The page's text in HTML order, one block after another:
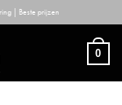
| Beste prijzen
0